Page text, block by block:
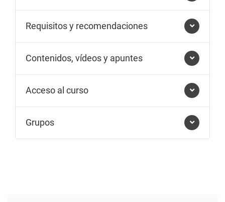
Requisitos y recomendaciones
Contenidos, vídeos y apuntes
Acceso al curso
Grupos